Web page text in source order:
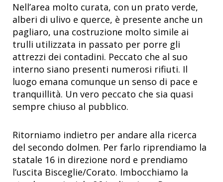
Nell’area molto curata, con un prato verde,
alberi di ulivo e querce, è presente anche un
pagliaro, una costruzione molto simile ai
trulli utilizzata in passato per porre gli
attrezzi dei contadini. Peccato che al suo
interno siano presenti numerosi rifiuti. Il
luogo emana comunque un senso di pace e
tranquillità. Un vero peccato che sia quasi
sempre chiuso al pubblico.
Ritorniamo indietro per andare alla ricerca
del secondo dolmen. Per farlo riprendiamo la
statale 16 in direzione nord e prendiamo
l’uscita Bisceglie/Corato. Imbocchiamo la